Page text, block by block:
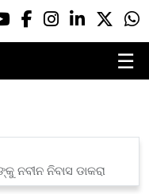
☰
ନବୀନ ନିବାସ ଡାକରା